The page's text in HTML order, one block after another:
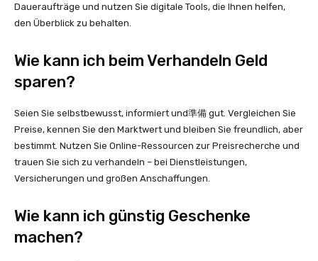
Daueraufträge und nutzen Sie digitale Tools, die Ihnen helfen,
den Überblick zu behalten.
Wie kann ich beim Verhandeln Geld
sparen?
Seien Sie selbstbewusst, informiert und準備 gut. Vergleichen Sie
Preise, kennen Sie den Marktwert und bleiben Sie freundlich, aber
bestimmt. Nutzen Sie Online-Ressourcen zur Preisrecherche und
trauen Sie sich zu verhandeln – bei Dienstleistungen,
Versicherungen und großen Anschaffungen.
Wie kann ich günstig Geschenke
machen?